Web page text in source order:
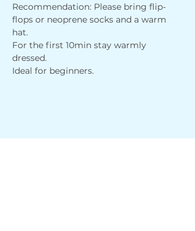
Recommendation: Please bring flip-
flops or neoprene socks and a warm
hat.
For the first 10min stay warmly
dressed.
Ideal for beginners.